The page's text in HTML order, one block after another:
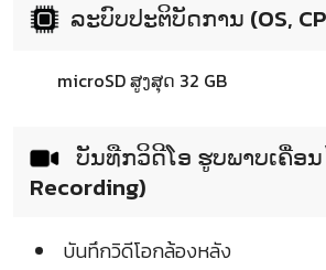
ລະບົບປະຕິບັດການ (OS,
microSD ສູງສຸດ 32 GB
ບັນທືກວິດີໂອ ຮູບພາບເຄື່ອ
Recording)
บันทึกวิดีโอกล้องหลัง